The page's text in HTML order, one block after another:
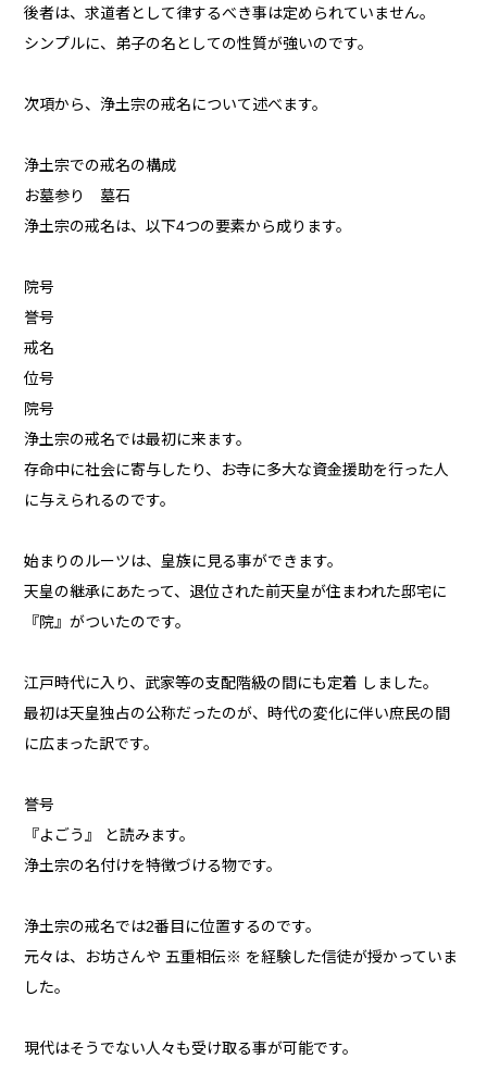
後者は、求道者として律するべき事は定められていません。
シンプルに、弟子の名としての性質が強いのです。
次項から、浄土宗の戒名について述べます。
浄土宗での戒名の構成
お墓参り 墓石
浄土宗の戒名は、以下4つの要素から成ります。
院号
誉号
戒名
位号
院号
浄土宗の戒名では最初に来ます。
存命中に社会に寄与したり、お寺に多大な資金援助を行った人
に与えられるのです。
始まりのルーツは、皇族に見る事ができます。
天皇の継承にあたって、退位された前天皇が住まわれた邸宅に
『院』がついたのです。
江戸時代に入り、武家等の支配階級の間にも定着 しました。
最初は天皇独占の公称だったのが、時代の変化に伴い庶民の間
に広まった訳です。
誉号
『よごう』 と読みます。
浄土宗の名付けを特徴づける物です。
浄土宗の戒名では2番目に位置するのです。
元々は、お坊さんや 五重相伝※ を経験した信徒が授かっていま
した。
現代はそうでない人々も受け取る事が可能です。